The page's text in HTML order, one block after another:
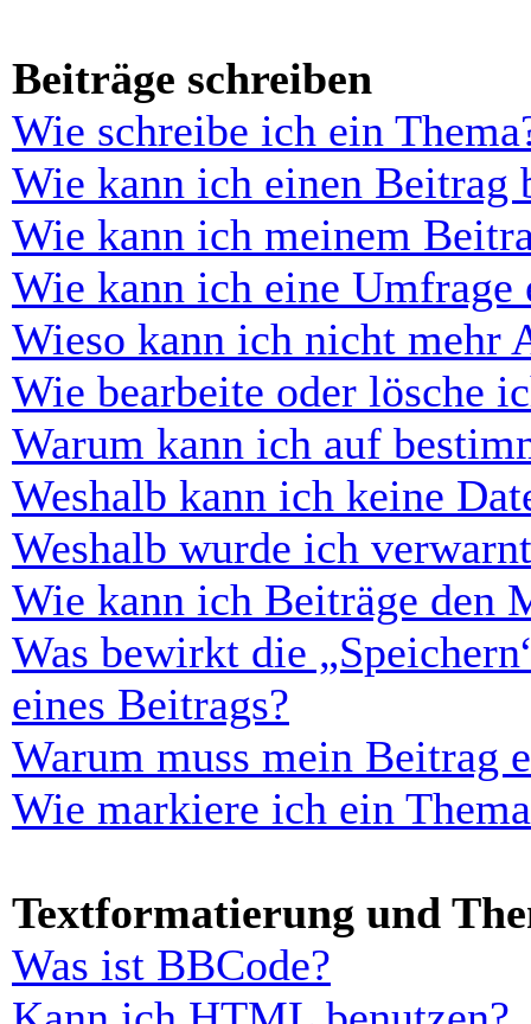
Beiträge schreiben
Wie schreibe ich ein
Wie kann ich einen Beitrag
Wie kann ich meinem
Wie kann ich eine Umfrage
Wieso kann ich nicht mehr
Wie bearbeite oder lösche
Warum kann ich auf
Weshalb kann ich keine
Weshalb wurde ich
Wie kann ich Beiträge den
Was bewirkt die
eines Beitrags?
Warum muss mein Beitrag
Wie markiere ich ein
Textformatierung und
Was ist BBCode?